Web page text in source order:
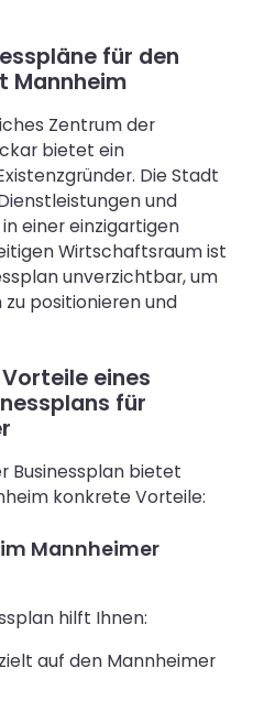
für den
Zentrum der
bietet ein
Die Stadt
und
einer einzigartigen
Wirtschaftsraum ist
unverzichtbar, um
positionieren und
eines
für
Businessplan bietet
konkrete Vorteile:
Mannheimer
hilft Ihnen:
auf den Mannheimer